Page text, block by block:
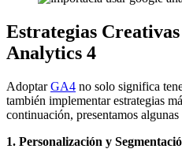
Estrategias
Analytics 4
AdoptarGA4 no solo significa
también implementar estrategias
continuación, presentamos algunas
1. Personalización y